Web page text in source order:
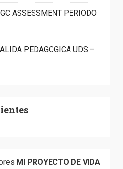
ASSESSMENT PERIODO
PEDAGOGICA UDS –
MI PROYECTO DE VIDA